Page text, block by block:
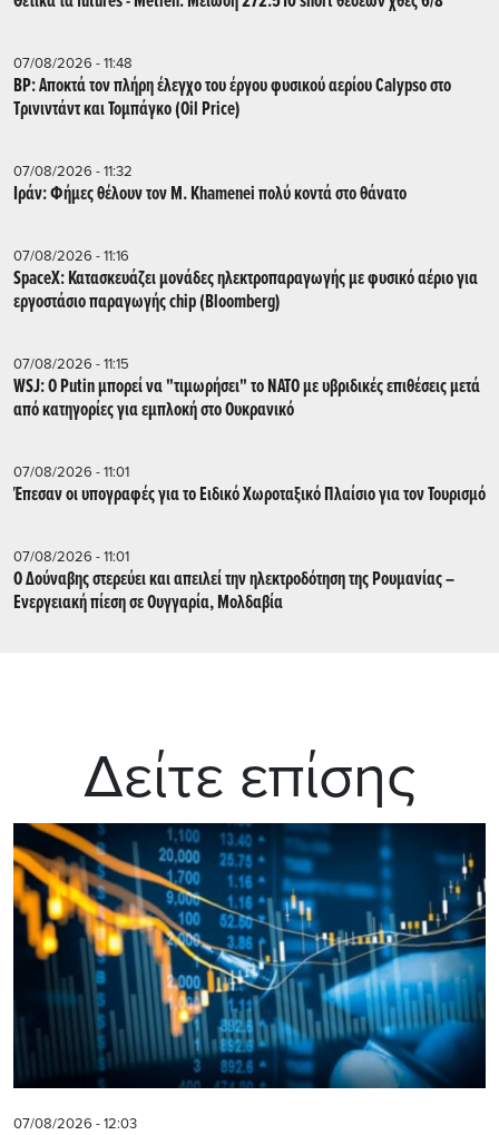
07/08/2026 - 11:48
BP: Αποκτά τον πλήρη έλεγχο του έργου φυσικού αερίου Calypso στο
Τρινιντάντ και Τομπάγκο (Oil Price)
07/08/2026 - 11:32
Ιράν: Φήμες θέλουν τον Μ. Khamenei πολύ κοντά στο θάνατο
07/08/2026 - 11:16
SpaceX: Κατασκευάζει μονάδες ηλεκτροπαραγωγής με φυσικό αέριο για
εργοστάσιο παραγωγής chip (Bloomberg)
07/08/2026 - 11:15
WSJ: Ο Putin μπορεί να "τιμωρήσει" το ΝΑΤΟ με υβριδικές επιθέσεις μετά
από κατηγορίες για εμπλοκή στο Ουκρανικό
07/08/2026 - 11:01
Έπεσαν οι υπογραφές για το Ειδικό Χωροταξικό Πλαίσιο για τον Τουρισμό
07/08/2026 - 11:01
Ο Δούναβης στερεύει και απειλεί την ηλεκτροδότηση της Ρουμανίας –
Ενεργειακή πίεση σε Ουγγαρία, Μολδαβία
Δείτε επίσης
07/08/2026 - 12:03